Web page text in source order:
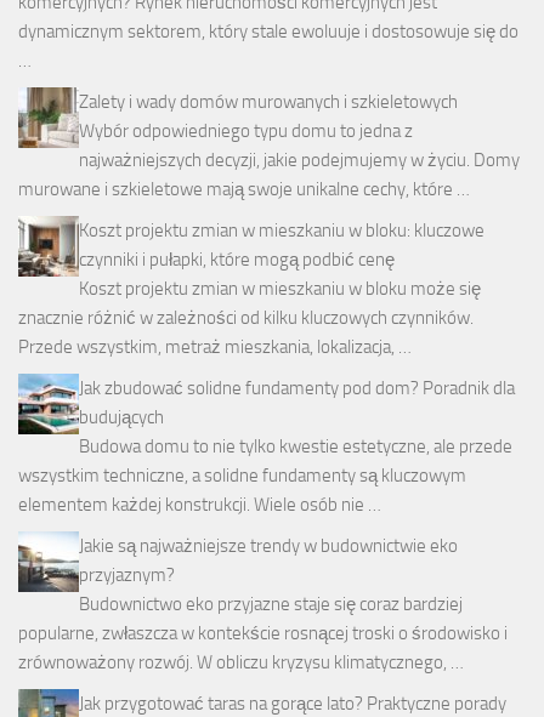
dynamicznym sektorem, który stale ewoluuje i dostosowuje się do
…
Zalety i wady domów murowanych i szkieletowych
Wybór odpowiedniego typu domu to jedna z
najważniejszych decyzji, jakie podejmujemy w życiu. Domy
murowane i szkieletowe mają swoje unikalne cechy, które …
Koszt projektu zmian w mieszkaniu w bloku: kluczowe
czynniki i pułapki, które mogą podbić cenę
Koszt projektu zmian w mieszkaniu w bloku może się
znacznie różnić w zależności od kilku kluczowych czynników.
Przede wszystkim, metraż mieszkania, lokalizacja, …
Jak zbudować solidne fundamenty pod dom? Poradnik dla
budujących
Budowa domu to nie tylko kwestie estetyczne, ale przede
wszystkim techniczne, a solidne fundamenty są kluczowym
elementem każdej konstrukcji. Wiele osób nie …
Jakie są najważniejsze trendy w budownictwie eko
przyjaznym?
Budownictwo eko przyjazne staje się coraz bardziej
popularne, zwłaszcza w kontekście rosnącej troski o środowisko i
zrównoważony rozwój. W obliczu kryzysu klimatycznego, …
Jak przygotować taras na gorące lato? Praktyczne porady